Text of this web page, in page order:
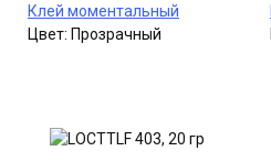
можно
выбрать
Клей моментальный
Цвет: Прозрачный